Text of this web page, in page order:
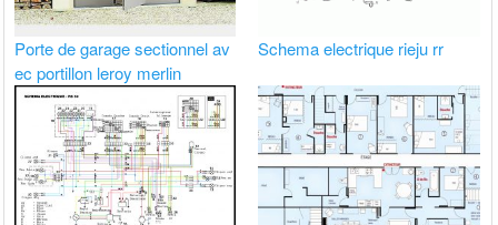
Porte de garage sectionnel av
ec portillon leroy merlin
Schema electrique rieju rr